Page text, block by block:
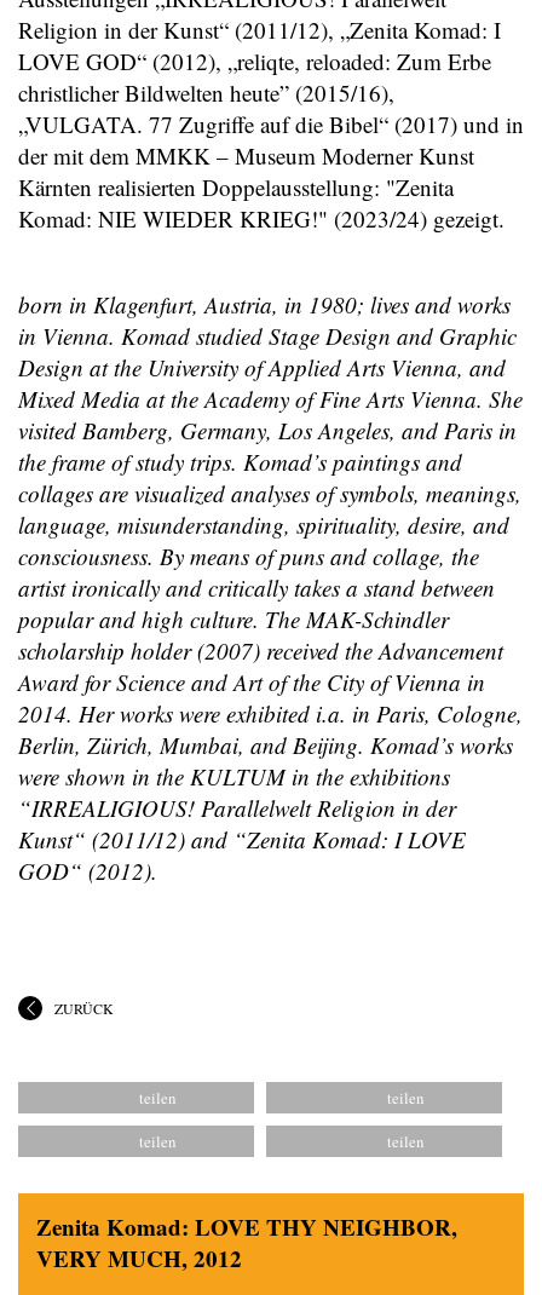
Religion in der Kunst“ (2011/12), „Zenita Komad: I
LOVE GOD“ (2012), „reliqte, reloaded: Zum Erbe
christlicher Bildwelten heute” (2015/16),
„VULGATA. 77 Zugriffe auf die Bibel“ (2017) und in
der mit dem MMKK – Museum Moderner Kunst
Kärnten realisierten Doppelausstellung: "Zenita
Komad: NIE WIEDER KRIEG!" (2023/24) gezeigt.
born in Klagenfurt, Austria, in 1980; lives and works
in Vienna. Komad studied Stage Design and Graphic
Design at the University of Applied Arts Vienna, and
Mixed Media at the Academy of Fine Arts Vienna. She
visited Bamberg, Germany, Los Angeles, and Paris in
the frame of study trips. Komad’s paintings and
collages are visualized analyses of symbols, meanings,
language, misunderstanding, spirituality, desire, and
consciousness. By means of puns and collage, the
artist ironically and critically takes a stand between
popular and high culture. The MAK-Schindler
scholarship holder (2007) received the Advancement
Award for Science and Art of the City of Vienna in
2014. Her works were exhibited i.a. in Paris, Cologne,
Berlin, Zürich, Mumbai, and Beijing. Komad’s works
were shown in the KULTUM in the exhibitions
“IRREALIGIOUS! Parallelwelt Religion in der
Kunst“ (2011/12) and “Zenita Komad: I LOVE
GOD“ (2012).
ZURÜCK
Zenita Komad: LOVE THY NEIGHBOR,
VERY MUCH, 2012